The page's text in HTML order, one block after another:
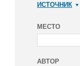
ИСТОЧНИК
МЕСТО
АВТОР